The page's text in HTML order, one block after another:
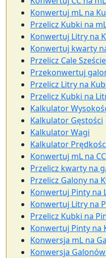
Konwertuj mL na
Przelicz Kubki na
Konwertuj Litry na
Konwertuj kwarty
Przelicz Cale
Przekonwertuj
Przelicz Litry na
Przelicz Kubki na
Kalkulator
Kalkulator Gęstości
Kalkulator Wagi
Kalkulator
Konwertuj mL na CC
Przelicz kwarty na
Przelicz Galony na
Konwertuj Pinty na
Konwertuj Litry na
Przelicz Kubki na
Konwertuj Pinty na
Konwersja mL na
Konwersja